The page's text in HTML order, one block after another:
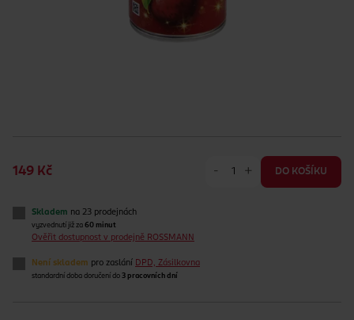
149 Kč - + DO KOŠÍKU
Skladem na 23 prodejnách
vyzvednutí již za 60 minut
Ověřit dostupnost v prodejně ROSSMANN
Není skladem pro zaslání DPD, Zásilkovna
standardní doba doručení do 3 pracovních dní